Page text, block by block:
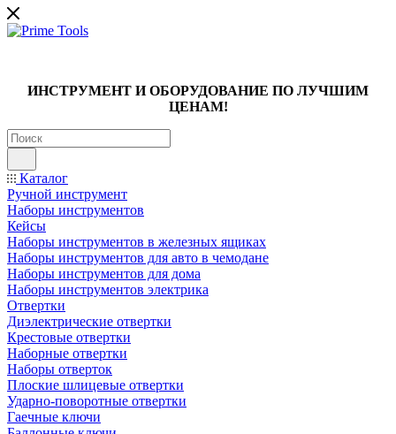
ИНСТРУМЕНТ И ОБОРУДОВАНИЕ ПО ЛУЧШИМ
ЦЕНАМ!
Каталог
Ручной инструмент
Наборы инструментов
Кейсы
Наборы инструментов в железных ящиках
Наборы инструментов для авто в чемодане
Наборы инструментов для дома
Наборы инструментов электрика
Отвертки
Диэлектрические отвертки
Крестовые отвертки
Наборные отвертки
Наборы отверток
Плоские шлицевые отвертки
Ударно-поворотные отвертки
Гаечные ключи